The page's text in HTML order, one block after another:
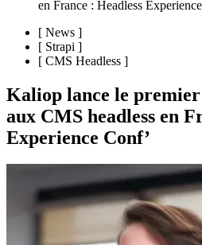
en France : Headless
[ News ]
[ Strapi ]
[ CMS Headless ]
Kaliop lance le premier
aux CMS headless en
Experience Conf’